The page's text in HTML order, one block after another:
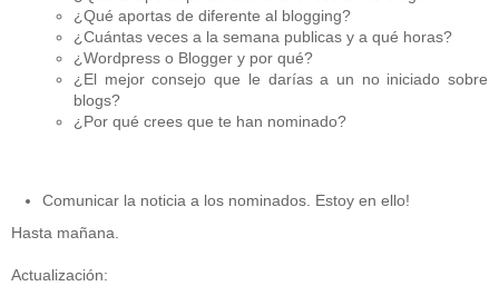
¿Qué aportas de diferente al blogging?
¿Cuántas veces a la semana publicas y a qué horas?
¿Wordpress o Blogger y por qué?
¿El mejor consejo que le darías a un no iniciado sobre
blogs?
¿Por qué crees que te han nominado?
Comunicar la noticia a los nominados. Estoy en ello!
Hasta mañana.
Actualización: